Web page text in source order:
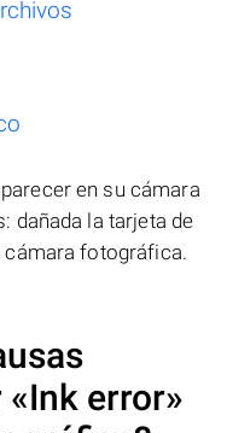
en su cámara
dañada la tarjeta de
cámara fotográfica.
«Ink error»